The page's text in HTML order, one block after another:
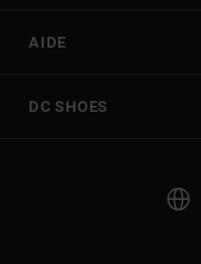
AIDE
DC SHOES